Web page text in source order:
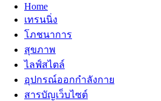
Home
เทรนนิ่ง
โภชนาการ
สุขภาพ
ไลฟ์สไตล์
อุปกรณ์ออกกำลังกาย
สารบัญเว็บไซต์